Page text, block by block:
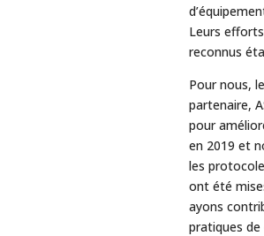
Leurs
reconnus
Pour nous,
partenaire,
pour
en 2019 et
les
ont été
ayons
pratiques